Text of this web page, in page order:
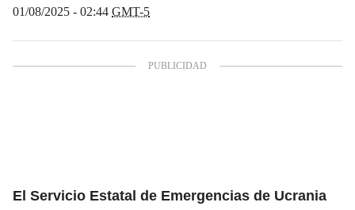
01/08/2025 - 02:44 GMT-5
El Servicio Estatal de Emergencias de Ucrania